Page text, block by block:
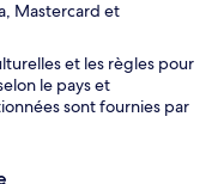
Mastercard et
et les règles pour
le pays et
sont fournies par